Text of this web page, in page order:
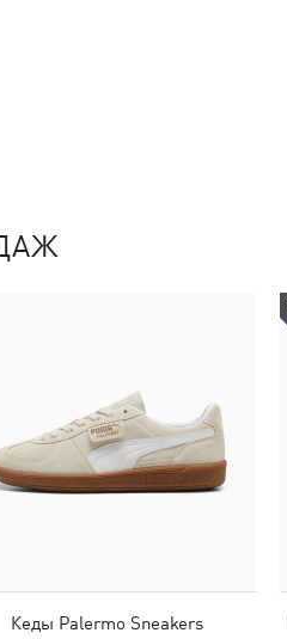
Кеды Palermo Sneakers